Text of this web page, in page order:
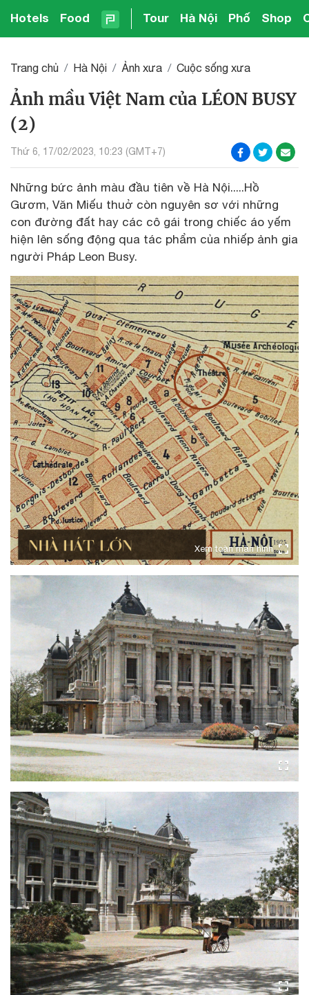
Hotels Food Tour Hà Nội Phố Shop
Trang chủ Hà Nội Ảnh xưa Cuộc sống xưa
Ảnh mầu Việt Nam của LÉON BUSY
(2)
Thứ 6, 17/02/2023, 10:23 (GMT+7)
Những bức ảnh màu đầu tiên về Hà Nội.....Hồ
Gươm, Văn Miếu thuở còn nguyên sơ với những
con đường đất hay các cô gái trong chiếc áo yếm
hiện lên sống động qua tác phẩm của nhiếp ảnh gia
người Pháp Leon Busy.
Xem toàn màn hình